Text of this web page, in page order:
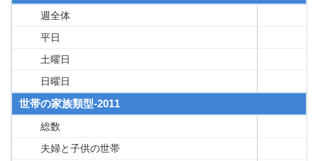
週全体
平日
土曜日
日曜日
世帯の家族類型-2011
総数
夫婦と子供の世帯